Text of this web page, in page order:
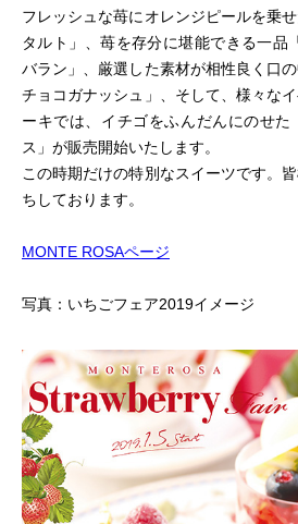
フレッシュな苺にオレンジピールを乗
タルト」、苺を存分に堪能できる一品
バラン」、厳選した素材が相性良く口
チョコガナッシュ」、そして、様々な
ーキでは、イチゴをふんだんにのせた
ス」が販売開始いたします。
この時期だけの特別なスイーツです。
ちしております。
MONTE ROSAページ
写真：いちごフェア2019イメージ